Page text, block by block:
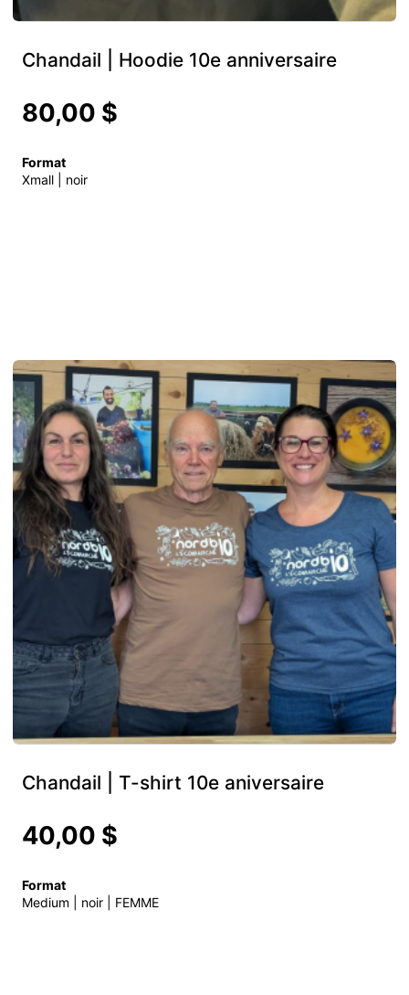
Chandail | Hoodie 10e anniversaire
80,00 $
Format
Xmall | noir
Chandail | T-shirt 10e aniversaire
40,00 $
Format
Medium | noir | FEMME